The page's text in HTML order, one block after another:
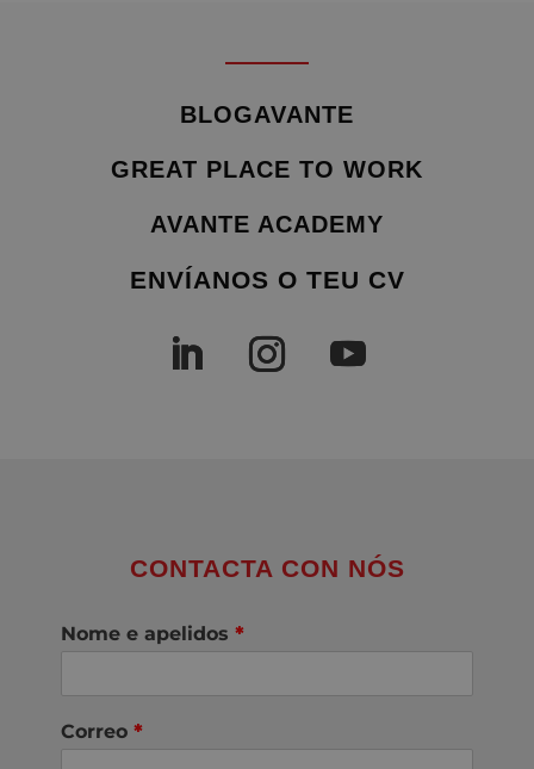
BLOGAVANTE
GREAT PLACE TO WORK
AVANTE ACADEMY
ENVÍANOS O TEU CV
CONTACTA CON NÓS
Nome e apelidos *
Correo *